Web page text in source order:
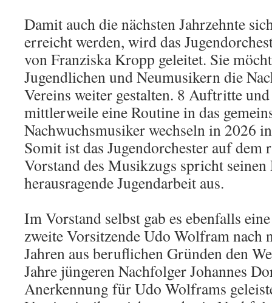
Damit auch die nächsten Jahrzehnte
erreicht werden, wird das
von Franziska Kropp geleitet. Sie
Jugendlichen und Neumusikern die
Vereins weiter gestalten. 8 Auftritte
mittlerweile eine Routine in das
Nachwuchsmusiker wechseln in 2026
Somit ist das Jugendorchester auf dem
Vorstand des Musikzugs spricht
herausragende Jugendarbeit aus.
Im Vorstand selbst gab es ebenfalls
zweite Vorsitzende Udo Wolfram nach
Jahren aus beruflichen Gründen den
Jahre jüngeren Nachfolger Johannes
Anerkennung für Udo Wolframs